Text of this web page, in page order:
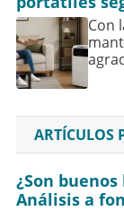
Con
ARTÍCULOS
¿Son
Análisis a